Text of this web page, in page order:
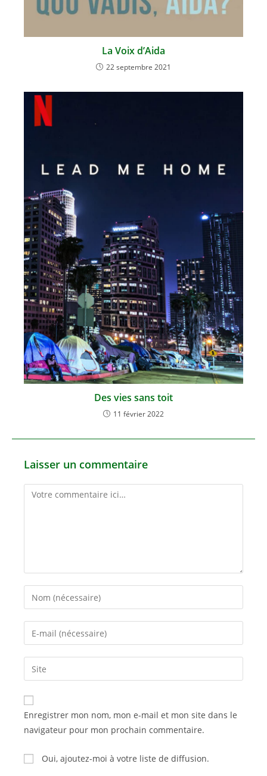
La Voix d’Aida
22 septembre 2021
Des vies sans toit
11 février 2022
Laisser un commentaire
Comment
Enter
your
name
comment
Enter
your
email
address
comment
Saisir
l’URL
de
votre
(facultatif)
Enregistrer mon nom, mon e-mail et mon site dans le
navigateur pour mon prochain commentaire.
Oui, ajoutez-moi à votre liste de diffusion.